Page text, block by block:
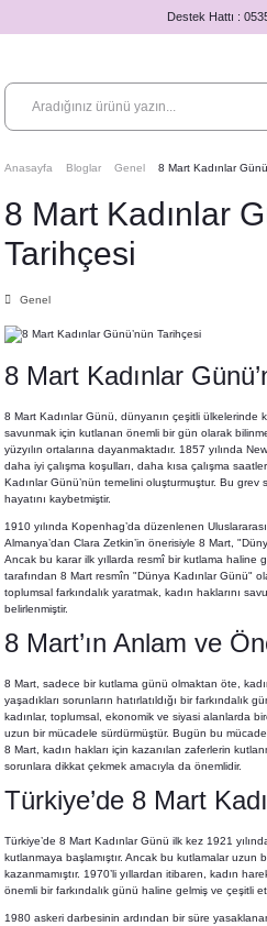
Destek Hattı :
Anasayfa Bloglar Genel 8 Mart Kadınlar
8 Mart Kadınlar
Tarihçesi
Genel
8 Mart Kadınlar
8 Mart Kadınlar Günü, dünyanın çeşitli ülkelerinde
savunmak için kutlanan önemli bir gün olarak
yüzyılın ortalarına dayanmaktadır. 1857 yılında
daha iyi çalışma koşulları, daha kısa çalışma
Kadınlar Günü’nün temelini oluşturmuştur. Bu grev
hayatını kaybetmiştir.
1910 yılında Kopenhag’da düzenlenen
Almanya’dan Clara Zetkin’in önerisiyle 8 Mart,
Ancak bu karar ilk yıllarda resmî bir kutlama haline
tarafından 8 Mart resmîn "Dünya Kadınlar Günü"
toplumsal farkındalık yaratmak, kadın haklarını
belirlenmiştir.
8 Mart’ın Anlam ve
8 Mart, sadece bir kutlama günü olmaktan öte,
yaşadıkları sorunların hatırlatıldığı bir farkındalık
kadınlar, toplumsal, ekonomik ve siyasi alanlarda
uzun bir mücadele sürdürmüştür. Bugün bu
8 Mart, kadın hakları için kazanılan zaferlerin
sorunlara dikkat çekmek amacıyla da önemlidir.
Türkiye’de 8 Mart
Türkiye’de 8 Mart Kadınlar Günü ilk kez 1921
kutlanmaya başlamıştır. Ancak bu kutlamalar uzun
kazanmamıştır. 1970’li yıllardan itibaren, kadın
önemli bir farkındalık günü haline gelmiş ve çeşitli
1980 askeri darbesinin ardından bir süre